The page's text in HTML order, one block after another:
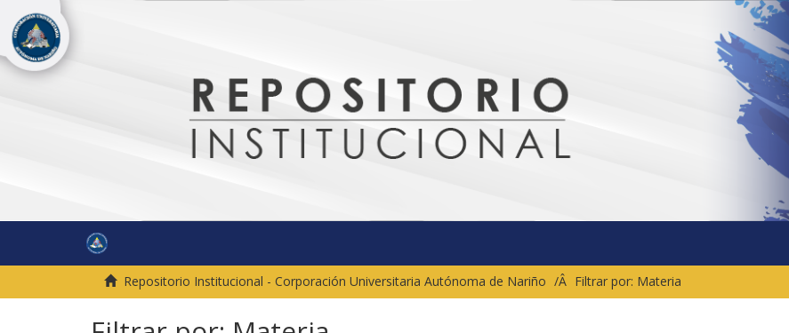
Repositorio Institucional - Corporación Universitaria Autónoma de Nariño Filtrar por: Materia